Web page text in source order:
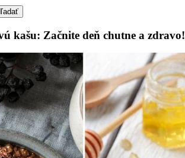
kašu: Začnite deň chutne a zdravo!